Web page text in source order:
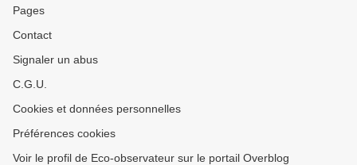
Pages
Contact
Signaler un abus
C.G.U.
Cookies et données personnelles
Préférences cookies
Voir le profil de Eco-observateur sur le portail Overblog